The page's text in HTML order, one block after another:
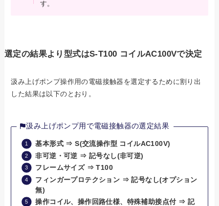
す。
選定の結果より型式はS-T100 コイルAC100Vで決定
汲み上げポンプ操作用の電磁接触器を選定するために割り出
した結果は以下のとおり。
汲み上げポンプ用で電磁接触器の選定結果
基本形式 ⇒ S(交流操作型 コイルAC100V)
非可逆・可逆 ⇒ 記号なし(非可逆)
フレームサイズ ⇒ T100
フィンガープロテクション ⇒ 記号なし(オプション
無)
操作コイル、操作回路仕様、特殊補助接点付 ⇒ 記